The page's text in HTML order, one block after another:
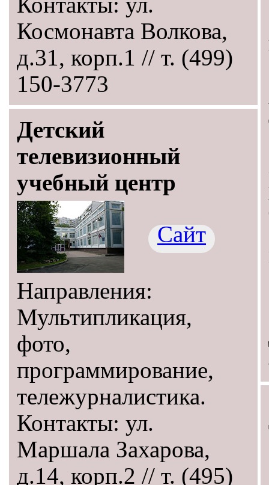
Космонавта Волкова,
д.31, корп.1 // т. (499)
150-3773
Детский
телевизионный
учебный центр
Сайт
Направления:
Мультипликация,
фото,
программирование,
тележурналистика.
Контакты: ул.
Маршала Захарова,
д.14, корп.2 // т. (495)